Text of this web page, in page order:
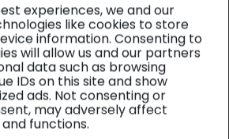
experiences, we and our
like cookies to store
information. Consenting to
will allow us and our partners
data such as browsing
IDs on this site and show
ads. Not consenting or
may adversely affect
functions.